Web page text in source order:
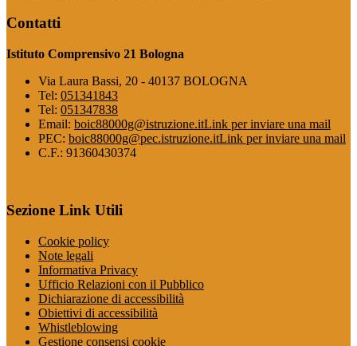
Contatti
Istituto Comprensivo 21 Bologna
Via Laura Bassi, 20 - 40137 BOLOGNA
Tel: 051341843
Tel: 051347838
Email: boic88000g@istruzione.itLink per inviare una mail
PEC: boic88000g@pec.istruzione.itLink per inviare una mail
C.F.: 91360430374
Sezione Link Utili
Cookie policy
Note legali
Informativa Privacy
Ufficio Relazioni con il Pubblico
Dichiarazione di accessibilità
Obiettivi di accessibilità
Whistleblowing
Gestione consensi cookie